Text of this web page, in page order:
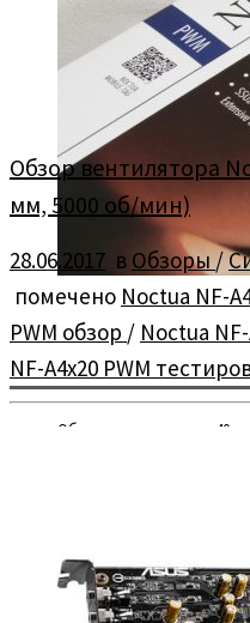
Обзор и тестирование 40
Обзор вентилятора
мм, 5000 об/мин)
28.06.2017 в Обзоры/
помечено Noctua NF-
PWM обзор / Noctua
NF-A4x20 PWM